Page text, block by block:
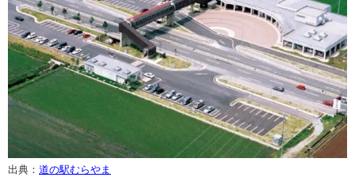
出典： 道の駅むらやま